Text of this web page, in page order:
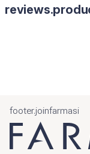
Caprylic/Capric
Sodium
Fragrance/Parfum,
Tocopheryl
footer.joinfarmasi